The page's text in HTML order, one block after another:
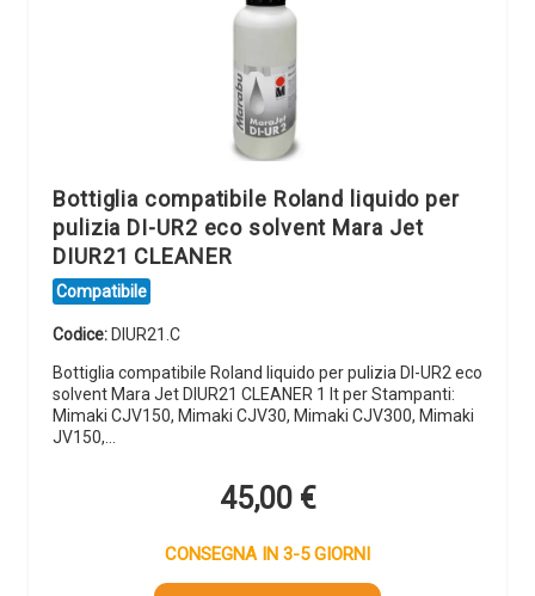
Bottiglia compatibile Roland liquido per
pulizia DI-UR2 eco solvent Mara Jet
DIUR21 CLEANER
Compatibile
Codice:DIUR21.C
Bottiglia compatibile Roland liquido per pulizia DI-UR2 eco
solvent Mara Jet DIUR21 CLEANER 1 lt per Stampanti:
Mimaki CJV150, Mimaki CJV30, Mimaki CJV300, Mimaki
JV150,…
45,00 €
CONSEGNA IN 3-5 GIORNI